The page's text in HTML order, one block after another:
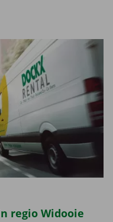
regio Widooie